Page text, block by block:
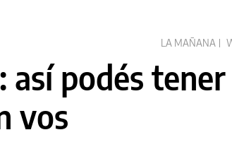
LA MAÑANA
así podés
vos